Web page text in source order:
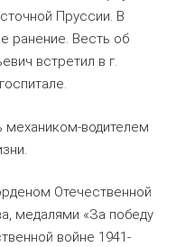
Пруссии. В
ранение. Весть об
встретил в г.
водителем
Отечественной
медалями «За победу
войне 1941-